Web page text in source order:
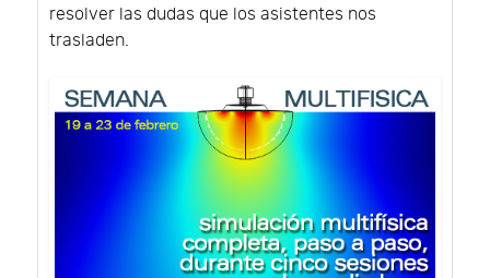
resolver las dudas que los asistentes nos
trasladen.